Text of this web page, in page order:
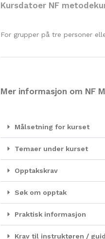
Kursdatoer NF
For grupper på tre personer
Mer informasjon om NF
Målsetning for kurset
Temaer under kurset
Opptakskrav
Søk om opptak
Praktisk informasjon
Krav til instruktøren /